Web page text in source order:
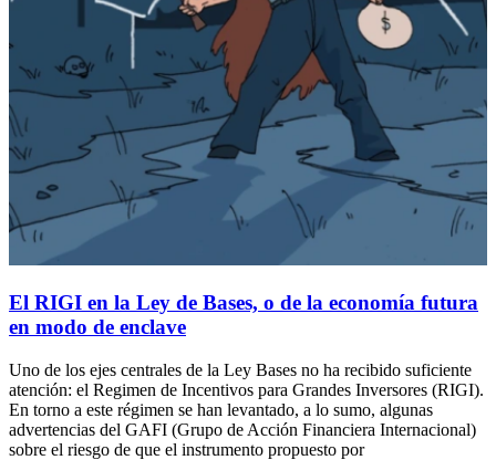
El RIGI en la Ley de Bases, o de la economía futura
en modo de enclave
Uno de los ejes centrales de la Ley Bases no ha recibido suficiente
atención: el Regimen de Incentivos para Grandes Inversores (RIGI).
En torno a este régimen se han levantado, a lo sumo, algunas
advertencias del GAFI (Grupo de Acción Financiera Internacional)
sobre el riesgo de que el instrumento propuesto por